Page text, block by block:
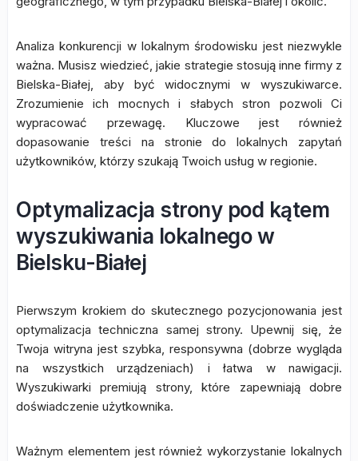
Analiza konkurencji w lokalnym środowisku jest niezwykle
ważna. Musisz wiedzieć, jakie strategie stosują inne firmy z
Bielska-Białej, aby być widocznymi w wyszukiwarce.
Zrozumienie ich mocnych i słabych stron pozwoli Ci
wypracować przewagę. Kluczowe jest również
dopasowanie treści na stronie do lokalnych zapytań
użytkowników, którzy szukają Twoich usług w regionie.
Optymalizacja strony pod kątem
wyszukiwania lokalnego w
Bielsku-Białej
Pierwszym krokiem do skutecznego pozycjonowania jest
optymalizacja techniczna samej strony. Upewnij się, że
Twoja witryna jest szybka, responsywna (dobrze wygląda
na wszystkich urządzeniach) i łatwa w nawigacji.
Wyszukiwarki premiują strony, które zapewniają dobre
doświadczenie użytkownika.
Ważnym elementem jest również wykorzystanie lokalnych